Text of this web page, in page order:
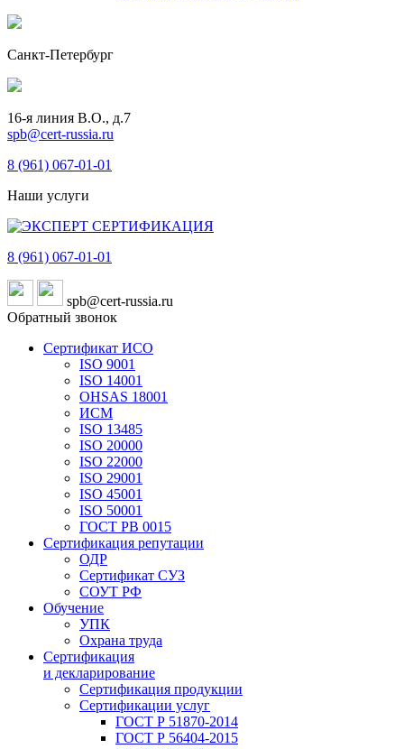
Санкт-Петербург
16-я линия В.О., д.7
spb@cert-russia.ru
8 (961) 067-01-01
Наши услуги
8 (961) 067-01-01
spb@cert-russia.ru
Обратный звонок
Сертификат ИСО
ISO 9001
ISO 14001
OHSAS 18001
ИСМ
ISO 13485
ISO 20000
ISO 22000
ISO 29001
ISO 45001
ISO 50001
ГОСТ РВ 0015
Сертификация репутации
ОДР
Сертификат СУЗ
СОУТ РФ
Обучение
УПК
Охрана труда
Сертификация
и декларирование
Сертификация продукции
Сертификации услуг
ГОСТ Р 51870-2014
ГОСТ Р 56404-2015